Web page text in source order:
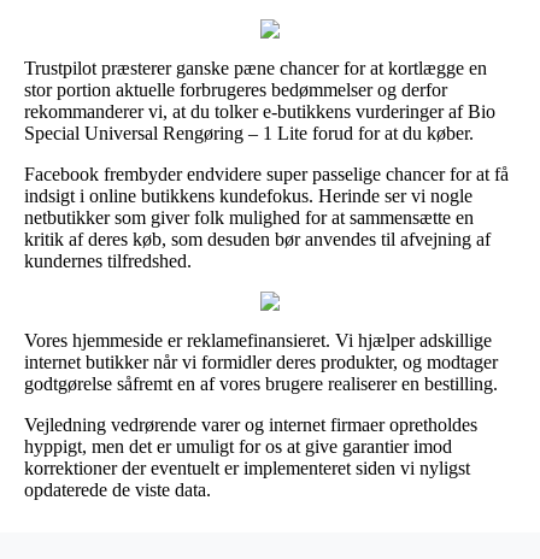
Trustpilot præsterer ganske pæne chancer for at kortlægge en
stor portion aktuelle forbrugeres bedømmelser og derfor
rekommanderer vi, at du tolker e-butikkens vurderinger af Bio
Special Universal Rengøring – 1 Lite forud for at du køber.
Facebook frembyder endvidere super passelige chancer for at få
indsigt i online butikkens kundefokus. Herinde ser vi nogle
netbutikker som giver folk mulighed for at sammensætte en
kritik af deres køb, som desuden bør anvendes til afvejning af
kundernes tilfredshed.
Vores hjemmeside er reklamefinansieret. Vi hjælper adskillige
internet butikker når vi formidler deres produkter, og modtager
godtgørelse såfremt en af vores brugere realiserer en bestilling.
Vejledning vedrørende varer og internet firmaer opretholdes
hyppigt, men det er umuligt for os at give garantier imod
korrektioner der eventuelt er implementeret siden vi nyligst
opdaterede de viste data.